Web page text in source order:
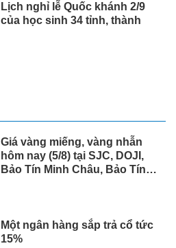
Lịch nghỉ lễ Quốc khánh 2/9
của học sinh 34 tỉnh, thành
Giá vàng miếng, vàng nhẫn
hôm nay (5/8) tại SJC, DOJI,
Bảo Tín Minh Châu, Bảo Tín
Một ngân hàng sắp trả cổ tức
15%